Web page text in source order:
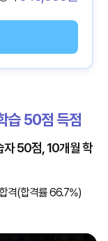
습 50점 득점
자 50점, 10개월 학
격(합격률 66.7%)